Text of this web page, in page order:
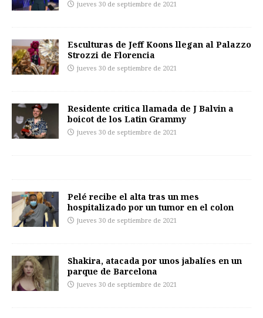
jueves 30 de septiembre de 2021
Esculturas de Jeff Koons llegan al Palazzo
Strozzi de Florencia
jueves 30 de septiembre de 2021
Residente critica llamada de J Balvin a
boicot de los Latin Grammy
jueves 30 de septiembre de 2021
Pelé recibe el alta tras un mes
hospitalizado por un tumor en el colon
jueves 30 de septiembre de 2021
Shakira, atacada por unos jabalíes en un
parque de Barcelona
jueves 30 de septiembre de 2021